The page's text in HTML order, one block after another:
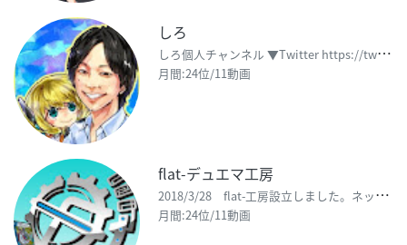
しろ
し
ろ個人チャンネル ▼Twitter https://twitter.com/shiro_gw
月間:24位/11動画
flat-デュエマ工房
2
018/3/28 flat-工房設立しました。ネットショップ開業6月下旬予定です。 ※オリパ提供
月間:24位/11動画